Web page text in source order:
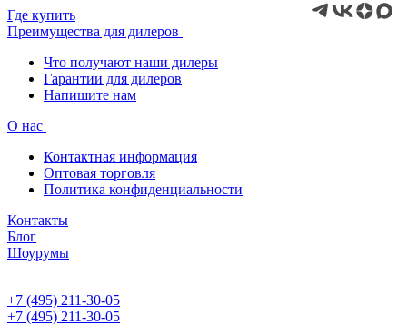
Где купить
Преимущества для дилеров
Что получают наши дилеры
Гарантии для дилеров
Напишите нам
О нас
Контактная информация
Оптовая торговля
Политика конфиденциальности
Контакты
Блог
Шоурумы
+7 (495) 211-30-05
+7 (495) 211-30-05